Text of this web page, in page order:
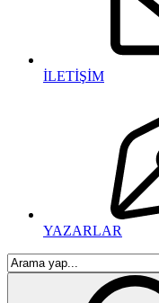
İLETİŞİM
YAZARLAR